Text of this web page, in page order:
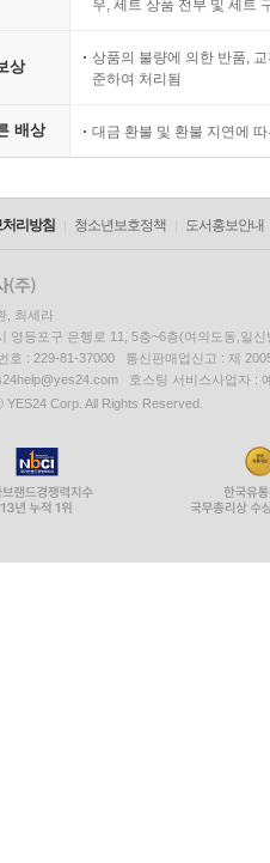
우, 세트 상품 전부 및 세트
상
상품의 불량에 의한 반품,
준하여 처리됨
배상 대금 환불 및 환불 지연에
리방침 청소년보호정책 도서홍보안내
, 최세라
영등포구 은행로 11, 5층~6층(여의도동,일신
호 : 229-81-37000 통신판매업신고 : 제
호스팅 서비스사업자 :
Corp. All Rights Reserved.